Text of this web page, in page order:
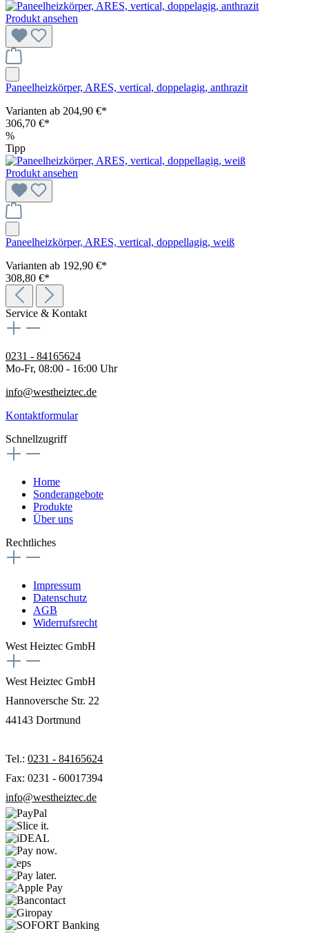
Produkt ansehen
Paneelheizkörper, ARES, vertical, doppelagig, anthrazit
Varianten ab 204,90 €*
306,70 €*
%
Tipp
Produkt ansehen
Paneelheizkörper, ARES, vertical, doppellagig, weiß
Varianten ab 192,90 €*
308,80 €*
Service & Kontakt
0231 - 84165624
Mo-Fr, 08:00 - 16:00 Uhr
info@westheiztec.de
Kontaktformular
Schnellzugriff
Home
Sonderangebote
Produkte
Über uns
Rechtliches
Impressum
Datenschutz
AGB
Widerrufsrecht
West Heiztec GmbH
West Heiztec GmbH
Hannoversche Str. 22
44143 Dortmund
Tel.: 0231 - 84165624
Fax: 0231 - 60017394
info@westheiztec.de